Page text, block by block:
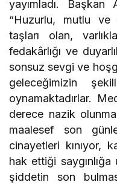
yayımladı. Başkan
“Huzurlu, mutlu ve
taşları olan,
fedakârlığı ve
sonsuz sevgi ve
geleceğimizin
oynamaktadırlar.
derece nazik
maalesef son
cinayetleri kınıyor,
hak ettiği saygınlığa
şiddetin son